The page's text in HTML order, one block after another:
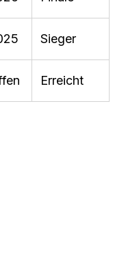
Sieger
Erreicht